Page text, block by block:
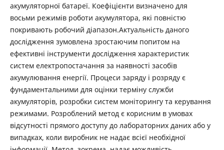
акумуляторної батареї. Коефіцієнти визначено для
восьми режимів роботи акумулятора, які повністю
покривають робочий діапазон.Актуальність даного
дослідження зумовлена зростаючим попитом на
ефективні інструменти дослідження характеристик
систем електропостачання за наявності засобів
акумулювання енергії. Процеси заряду і розряду є
фундаментальними для оцінки терміну служби
акумуляторів, розробки систем моніторингу та керування
режимами. Розроблений метод є корисним в умовах
відсутності прямого доступу до лабораторних даних або у
випадках, коли виробник не надає всієї необхідної